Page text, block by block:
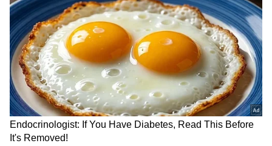
ಆದರೆ ಇದೇ ಕಾರಣದಿಂದ ಈ ಹೆಸರು ಬಂದಿದ್ದಲ್ಲ. ಇದಕ್ಕೂ
ಮೊದಲಿನ ಎರಡು ಪೀಳಿಗೆ ಚಾರ್ಜರ್ ಟೈಪ್-ಎ ಮತ್ತು ಟೈಪ್-
ಬಿ ಚಾರ್ಜರ್ ಆಗಿತ್ತು.ಜೊತೆಗೆ ಈ ಚಾರ್ಜರ್‌ನಲ್ಲಿದ್ದ ದೊಡ್ಡ
ಸಮಸ್ಯೆಯನ್ನು ಪರಿಹರಿಸಲು ಟೈಪ್-ಸಿ ಚಾರ್ಜಿಂಗ್
ವಿನ್ಯಾಸಗೊಳಿಸಲಾಯಿತು. ಇದೇ ಕಾರಣಕ್ಕೆ ಇದಕ್ಕೆ ಟೈಪ್-ಸಿ
ಎಂದು ಹೆಸರಿಡಲಾಗಿದೆ.